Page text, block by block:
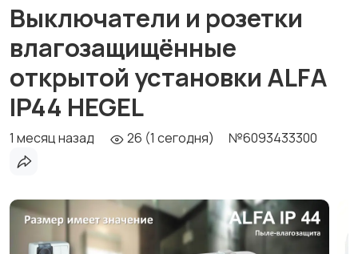
Выключатели и розетки
влагозащищённые
открытой установки ALFA
IP44 HEGEL
1 месяц назад 26 (1 сегодня) №6093433300